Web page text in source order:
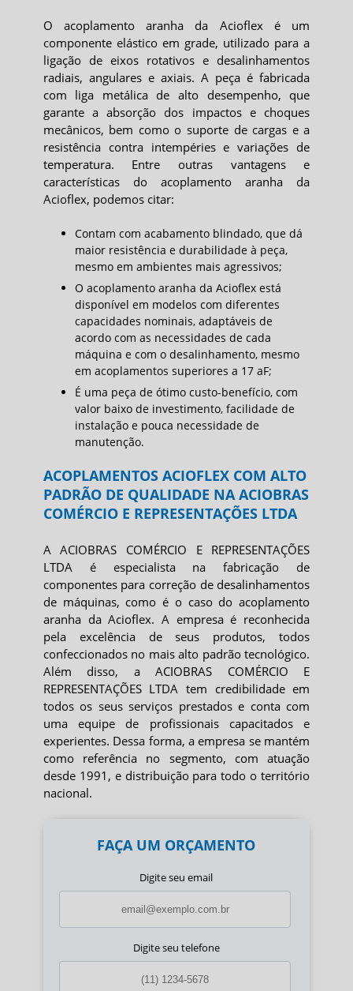
Oacoplamento aranha da Acioflex é um
componente elástico em grade, utilizado para a
ligação de eixos rotativos e desalinhamentos
radiais, angulares e axiais. A peça é fabricada
com liga metálica de alto desempenho, que
garante a absorção dos impactos e choques
mecânicos, bem como o suporte de cargas e a
resistência contra intempéries e variações de
temperatura. Entre outras vantagens e
características do acoplamento aranha da
Acioflex, podemos citar:
Contam com acabamento blindado, que dá
maior resistência e durabilidade à peça,
mesmo em ambientes mais agressivos;
O acoplamento aranha da Acioflex está
disponível em modelos com diferentes
capacidades nominais, adaptáveis de
acordo com as necessidades de cada
máquina e com o desalinhamento, mesmo
em acoplamentos superiores a 17 aF;
É uma peça de ótimo custo-benefício, com
valor baixo de investimento, facilidade de
instalação e pouca necessidade de
manutenção.
ACOPLAMENTOS ACIOFLEX COM ALTO
PADRÃO DE QUALIDADE NA ACIOBRAS
COMÉRCIO E REPRESENTAÇÕES LTDA
A ACIOBRAS COMÉRCIO E REPRESENTAÇÕES
LTDA é especialista na fabricação de
componentes para correção de desalinhamentos
de máquinas, como é o caso doacoplamento
aranhada Acioflex. A empresa é reconhecida
pela excelência de seus produtos, todos
confeccionados no mais alto padrão tecnológico.
Além disso, a ACIOBRAS COMÉRCIO E
REPRESENTAÇÕES LTDA tem credibilidade em
todos os seus serviços prestados e conta com
uma equipe de profissionais capacitados e
experientes. Dessa forma, a empresa se mantém
como referência no segmento, com atuação
desde 1991, e distribuição para todo o território
nacional.
FAÇA UM ORÇAMENTO
Digite seu email
Digite seu telefone